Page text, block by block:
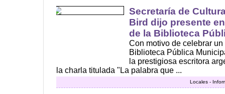
Secretaría de
Bird dijo presente
de la Biblioteca
Con motivo de celebrar
Biblioteca Pública
la prestigiosa escritora
la charla titulada "La palabra que ...
Locales -